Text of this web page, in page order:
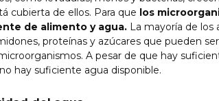
cubierta de ellos. Para que los
de alimento y agua. La mayoría de
proteínas y azúcares que pueden
A pesar de que hay
hay suficiente agua disponible.